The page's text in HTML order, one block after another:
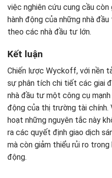
việc nghiên cứu cung cầu còn
hành động của những nhà
theo các nhà đầu tư lớn.
Kết luận
Chiến lược Wyckoff, với nền
sự phân tích chi tiết các giai
nhà đầu tư một công cụ
động của thị trường tài chính.
hoạt những nguyên tắc này
ra các quyết định giao dịch
mà còn giảm thiểu rủi ro
động.